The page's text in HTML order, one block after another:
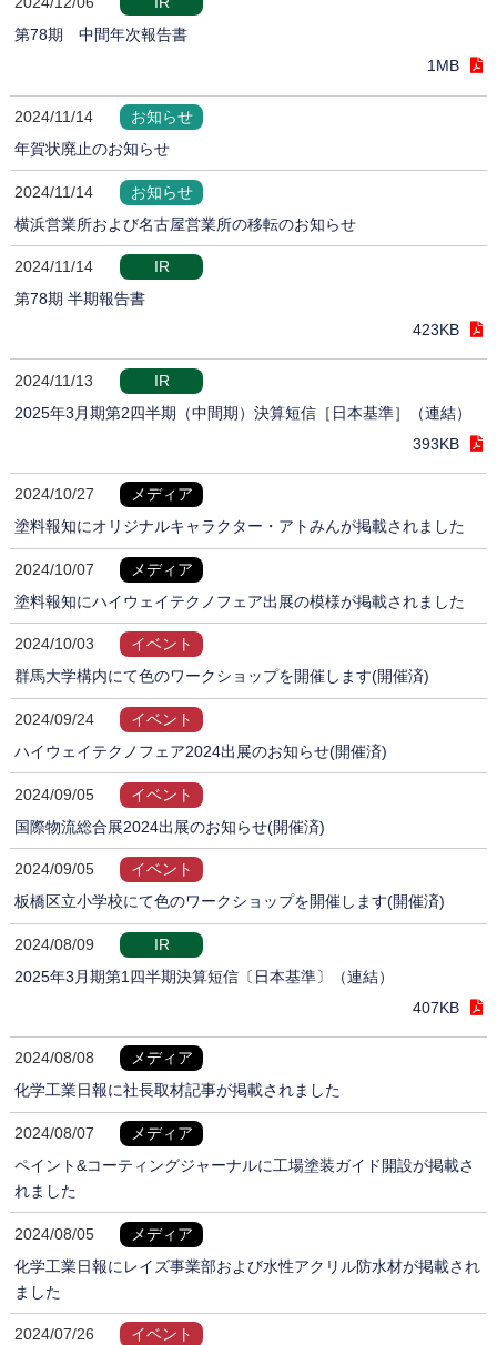
第78期 中間年次報告書
1MB
2024/11/14
お知らせ
年賀状廃止のお知らせ
2024/11/14
お知らせ
横浜営業所および名古屋営業所の移転のお知らせ
2024/11/14
IR
第78期 半期報告書
423KB
2024/11/13
IR
2025年3月期第2四半期（中間期）決算短信［日本基準］（連結）
393KB
2024/10/27
メディア
塗料報知にオリジナルキャラクター・アトみんが掲載されました
2024/10/07
メディア
塗料報知にハイウェイテクノフェア出展の模様が掲載されました
2024/10/03
イベント
群馬大学構内にて色のワークショップを開催します(開催済)
2024/09/24
イベント
ハイウェイテクノフェア2024出展のお知らせ(開催済)
2024/09/05
イベント
国際物流総合展2024出展のお知らせ(開催済)
2024/09/05
イベント
板橋区立小学校にて色のワークショップを開催します(開催済)
2024/08/09
IR
2025年3月期第1四半期決算短信〔日本基準〕（連結）
407KB
2024/08/08
メディア
化学工業日報に社長取材記事が掲載されました
2024/08/07
メディア
ペイント&コーティングジャーナルに工場塗装ガイド開設が掲載さ
れました
2024/08/05
メディア
化学工業日報にレイズ事業部および水性アクリル防水材が掲載され
ました
2024/07/26
イベント